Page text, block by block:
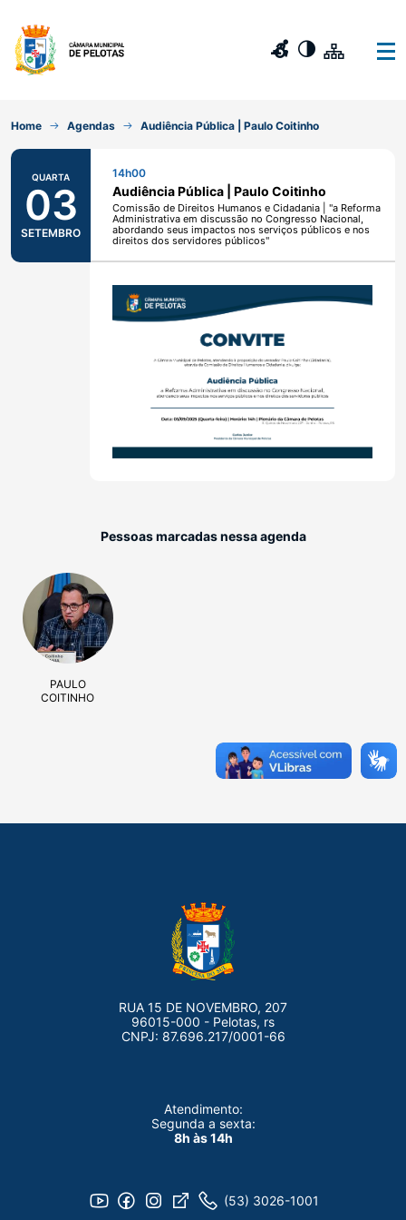
Home Agendas Audiência Pública | Paulo Coitinho
QUARTA
03
SETEMBRO
14h00
Audiência Pública | Paulo Coitinho
Comissão de Direitos Humanos e Cidadania | "a Reforma
Administrativa em discussão no Congresso Nacional,
abordando seus impactos nos serviços públicos e nos
direitos dos servidores públicos"
Pessoas marcadas nessa agenda
PAULO
COITINHO
RUA 15 DE NOVEMBRO, 207
96015-000 - Pelotas, rs
CNPJ: 87.696.217/0001-66
Atendimento:
Segunda a sexta:
8h às 14h
(53) 3026-1001